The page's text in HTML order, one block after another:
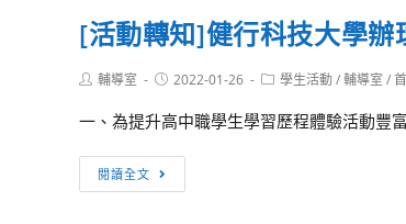
比
賽
相
事
宜
海
雙
聯
學
位
冬
弘
科
技
運
[活動轉知]健行科技大學
Post輔導室
Post2022-01-26
Post學生活動/輔導室 /
一、為提升高中職學生學習歷程體驗活動豐
閱讀全文
動